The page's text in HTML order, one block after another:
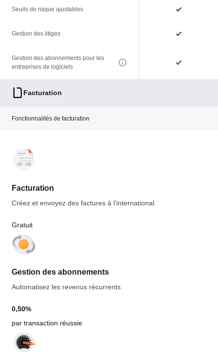
Seuils de risque ajustables
Gestion des litiges
Gestion des abonnements pour les
entreprises de logiciels
Facturation
Fonctionnalités de facturation
Facturation
Créez et envoyez des factures à l’international
Gratuit
Gestion des abonnements
Automatisez les revenus récurrents
0,50%
par transaction réussie